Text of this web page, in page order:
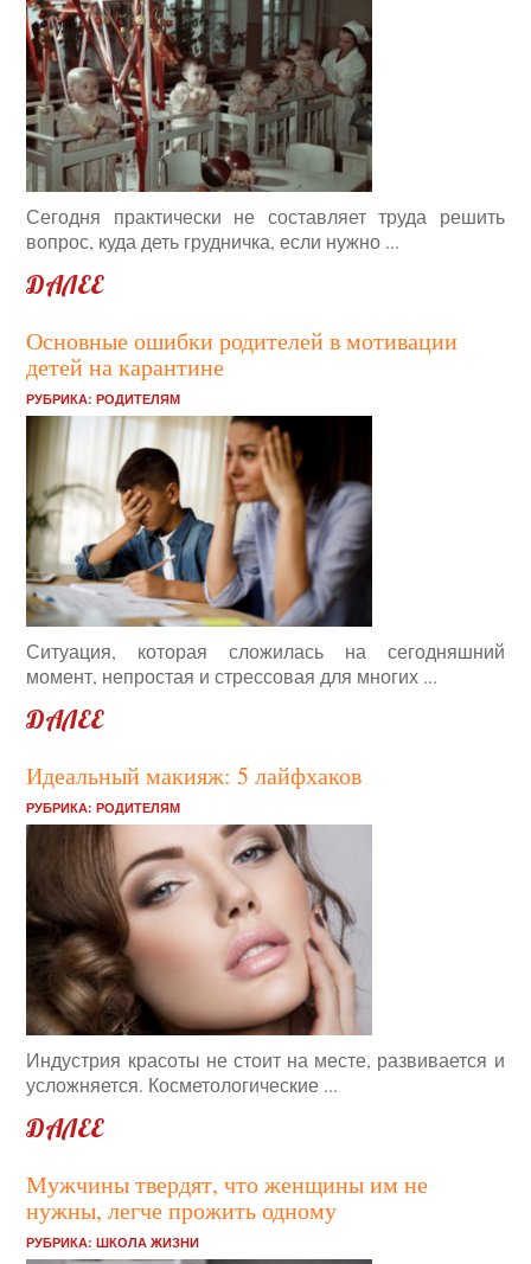
Сегодня практически не составляет труда решить
вопрос, куда деть грудничка, если нужно ...
ДАЛЕЕ
Основные ошибки родителей в мотивации
детей на карантине
РУБРИКА:РОДИТЕЛЯМ
Ситуация, которая сложилась на сегодняшний
момент, непростая и стрессовая для многих ...
ДАЛЕЕ
Идеальный макияж: 5 лайфхаков
РУБРИКА:РОДИТЕЛЯМ
Индустрия красоты не стоит на месте, развивается и
усложняется. Косметологические ...
ДАЛЕЕ
Мужчины твердят, что женщины им не
нужны, легче прожить одному
РУБРИКА:ШКОЛА ЖИЗНИ